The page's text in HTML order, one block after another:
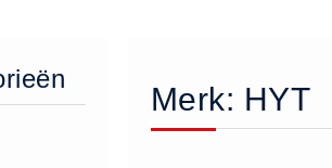
Merk: HYT